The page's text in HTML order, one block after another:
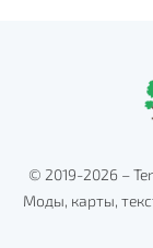
© 2019-2026 –
Моды, карты,